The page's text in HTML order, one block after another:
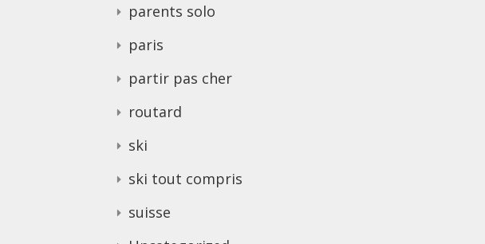
parents solo
paris
partir pas cher
routard
ski
ski tout compris
suisse